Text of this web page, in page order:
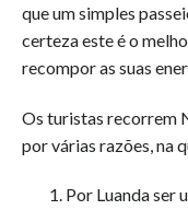
que um simples
certeza este é o
recompor as suas
Os turistas recorrem
por várias razões, na
Por Luanda ser